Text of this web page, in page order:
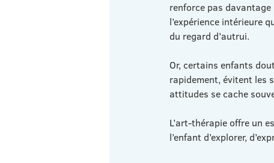
renforce pas
l’expérience intérieure
du regard d’autrui.
Or, certains enfants
rapidement, évitent les
attitudes se cache
L’art-thérapie offre un
l’enfant d’explorer,